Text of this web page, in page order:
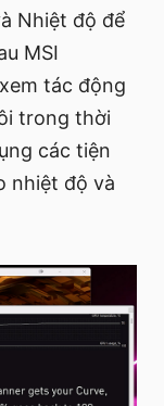
Nhiệt độ để
MSI
tác động
trong thời
các tiện
nhiệt độ và